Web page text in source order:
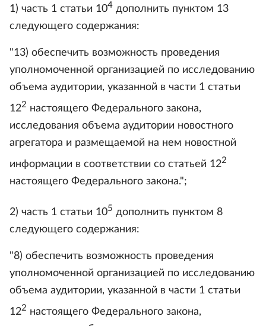
1) часть 1 статьи 104 дополнить пунктом 13
следующего содержания:
"13) обеспечить возможность проведения
уполномоченной организацией по исследованию
объема аудитории, указанной в части 1 статьи
122 настоящего Федерального закона,
исследования объема аудитории новостного
агрегатора и размещаемой на нем новостной
информации в соответствии со статьей 122
настоящего Федерального закона.";
2) часть 1 статьи 105 дополнить пунктом 8
следующего содержания:
"8) обеспечить возможность проведения
уполномоченной организацией по исследованию
объема аудитории, указанной в части 1 статьи
122 настоящего Федерального закона,